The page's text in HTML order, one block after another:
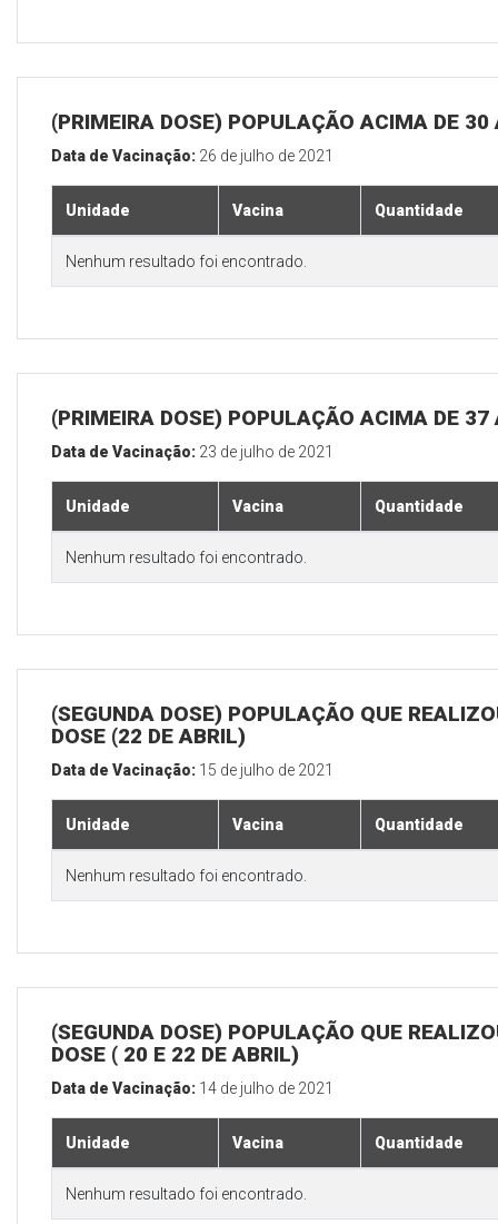
(PRIMEIRA DOSE) POPULAÇÃO ACIMA DE 30
Data de Vacinação: 26 de julho de 2021
Unidade Vacina Quantidade
Nenhum resultado foi encontrado.
(PRIMEIRA DOSE) POPULAÇÃO ACIMA DE 37
Data de Vacinação: 23 de julho de 2021
Unidade Vacina Quantidade
Nenhum resultado foi encontrado.
(SEGUNDA DOSE) POPULAÇÃO QUE
DOSE (22 DE ABRIL)
Data de Vacinação: 15 de julho de 2021
Unidade Vacina Quantidade
Nenhum resultado foi encontrado.
(SEGUNDA DOSE) POPULAÇÃO QUE
DOSE ( 20 E 22 DE ABRIL)
Data de Vacinação: 14 de julho de 2021
Unidade Vacina Quantidade
Nenhum resultado foi encontrado.